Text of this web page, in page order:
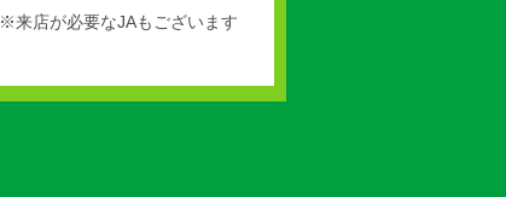
※来店が必要なJAもございます